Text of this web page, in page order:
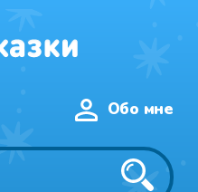
Обо мне